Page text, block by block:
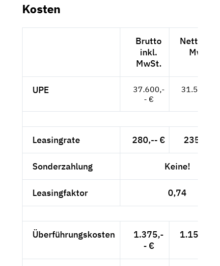
Kosten
Brutto
inkl.
MwSt.
Netto
MwSt.
UPE
37.600,-
- €
31.597,--
Leasingrate 280,-- € 235,29 €
Sonderzahlung Keine!
Leasingfaktor 0,74
Überführungskosten
1.375,-
- €
1.155,46